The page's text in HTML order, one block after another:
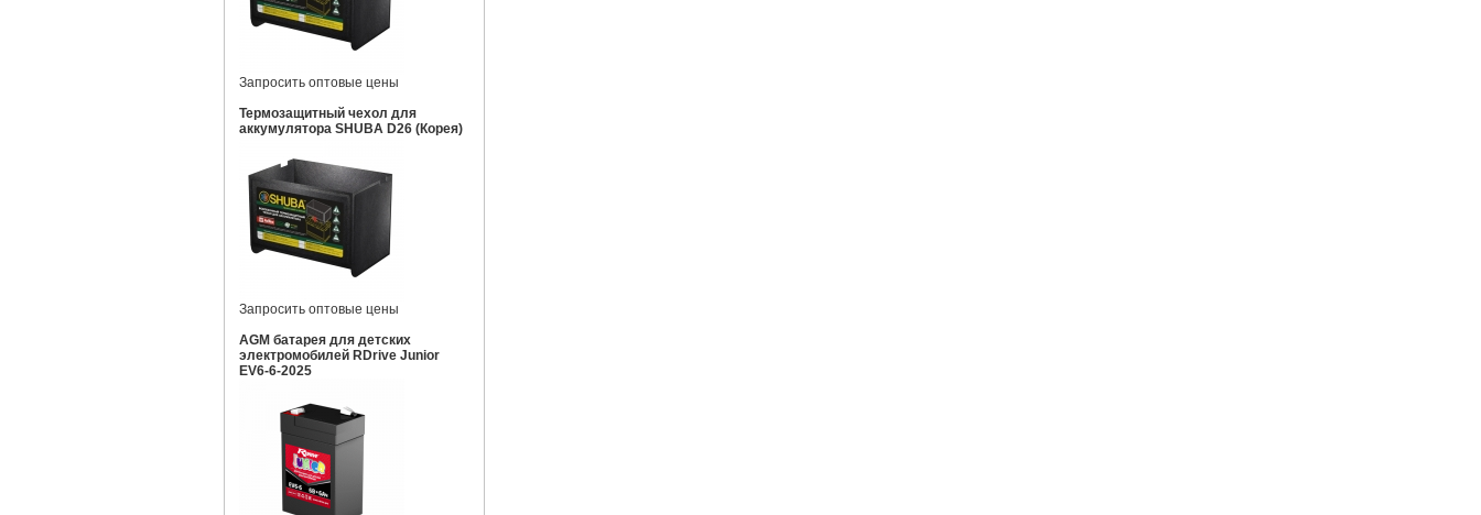
Запросить оптовые цены
Термозащитный чехол для
аккумулятора SHUBA D26 (Корея)
Запросить оптовые цены
AGM батарея для детских
электромобилей RDrive Junior
EV6-6-2025